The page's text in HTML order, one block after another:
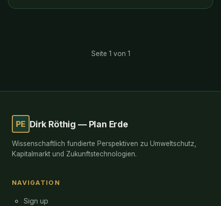
Kontine
Seite 1 von 1
PE Dirk Röthig — Plan Erde
Wissenschaftlich fundierte Perspektiven zu Umweltschutz,
Kapitalmarkt und Zukunftstechnologien.
NAVIGATION
Sign up